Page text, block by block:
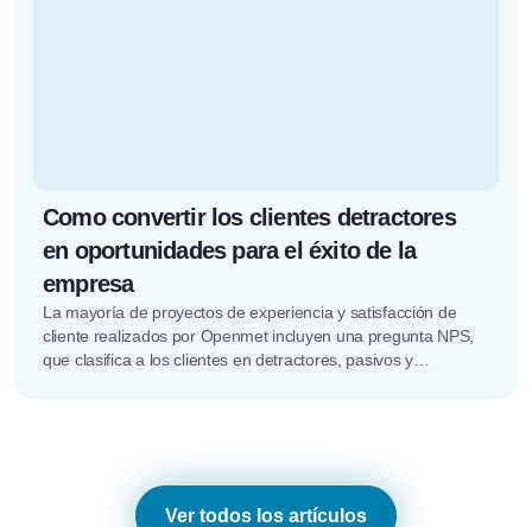
Como convertir los clientes detractores
en oportunidades para el éxito de la
empresa
La mayoría de proyectos de experiencia y satisfacción de
cliente realizados por Openmet incluyen una pregunta NPS,
que clasifica a los clientes en detractores, pasivos y
Ver todos los artículos